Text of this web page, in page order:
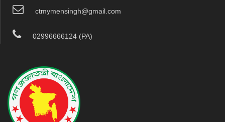
ctmymensingh@gmail.com
02996666124 (PA)